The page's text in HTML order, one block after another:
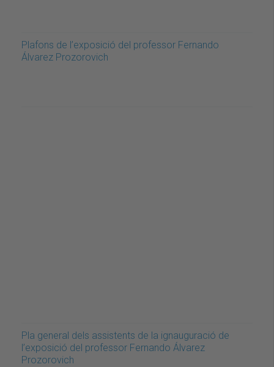
Plafons de l’exposició del professor Fernando
Álvarez Prozorovich
Pla general dels assistents de la ignauguració de
l’exposició del professor Fernando Álvarez
Prozorovich